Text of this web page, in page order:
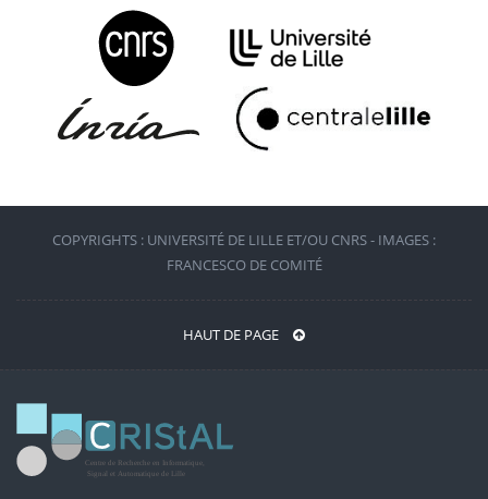
COPYRIGHTS : UNIVERSITÉ DE LILLE ET/OU CNRS - IMAGES :
FRANCESCO DE COMITÉ
HAUT DE PAGE